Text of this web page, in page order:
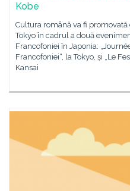
Kobe
Cultura română va fi
Tokyo în cadrul a două
Francofoniei în Japonia:
Francofoniei“, la Tokyo, și „Le
Kansai